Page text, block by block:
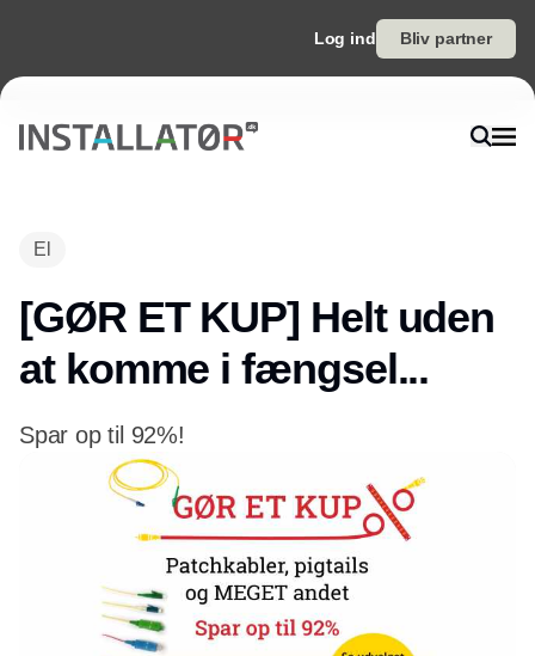
Log ind Bliv partner
El
[GØR ET KUP] Helt uden
at komme i fængsel...
Spar op til 92%!